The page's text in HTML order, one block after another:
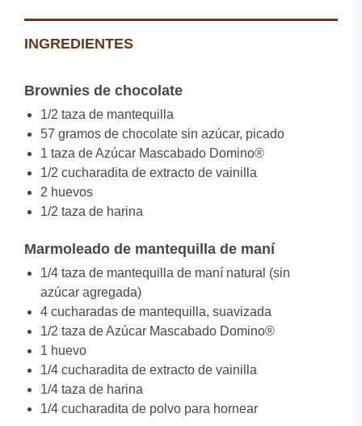
INGREDIENTES
Brownies de chocolate​
1/2 taza de mantequilla
57 gramos de chocolate sin azúcar, picado
1 taza de Azúcar Mascabado Domino®
1/2 cucharadita de extracto de vainilla
2 huevos
1/2 taza de harina
Marmoleado de mantequilla de maní​
1/4 taza de mantequilla de maní natural (sin
azúcar agregada)
4 cucharadas de mantequilla, suavizada
1/2 taza de Azúcar Mascabado Domino®
1 huevo
1/4 cucharadita de extracto de vainilla
1/4 taza de harina
1/4 cucharadita de polvo para hornear